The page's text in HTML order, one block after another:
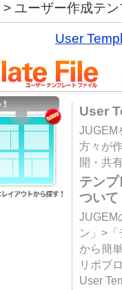
> ユーザー作成テ
User
User
JUGEM
方々が
開・共
テン
ついて
JUGEM
ン」>
から簡
リポブ
User